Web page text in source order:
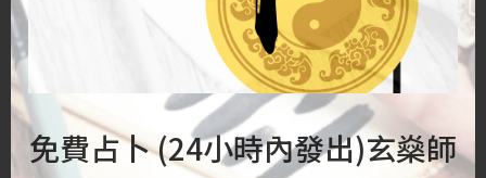
若放生後運氣依舊，客人與風水師對質，風水師總
能雞蛋裏挑骨頭，找出客人放生過程一定出現了各
種「問題」。糾纏下去最終還是客人自己吃虧。而
另一種相近的套路就是叫客人拜神，若然無效便可
將責任歸咎於客人不夠誠心，又或拜神過程出錯之
類。其實風水師已巧妙地在客人潛意識裡將自己的
免費占卜 (24小時內發出)玄燊師